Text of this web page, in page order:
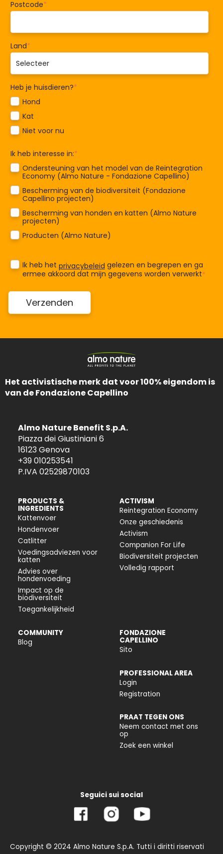
Postcode*
Land*
Heb je huisdieren?*
Hond
Kat
Niet voor nu
Ik heb interesse in:*
Ondersteuning van het model van de Reintegration
Economy (Almo Nature - Fondazione Capellino)
Bescherming van de biodiversiteit (Fondazione
Capellino projecten)
Bescherming van honden en katten (Almo Nature
projecten)
Producten (Almo Nature)
Ik heb het privacybeleid gelezen en begrepen en ga
ermee akkoord dat mijn gegevens worden verwerkt*
Het activistische merk dat voor 100% eigendom is
van de Fondazione Capellino
Almo Nature Benefit S.p.A.
Piazza dei Giustiniani 6
16123 Genova
+39 010253541
P.IVA 02529870103
PRODUCTS &
INGREDIENTS
Kattenvoer
Hondenvoer
Catlitter
Voedingsadviezen voor
katten
Advies over
hondenvoeding
Impact op de
biodiversiteit
Toegankelijkheid
ACTIVISM
Reintegration Economy
Onze geschiedenis
Activism
Companion For Life
Biodiversiteit projecten
Volledig rapport
COMMUNITY
Blog
FONDAZIONE
CAPELLINO
Sito
PROFESSIONAL AREA
Login
Registration
PRAAT TEGEN ONS
Neem contact met ons
op
Zoek een winkel
Seguici sui social
Copyright © 2024 Almo Nature S.p.A. Tutti i diritti riservati